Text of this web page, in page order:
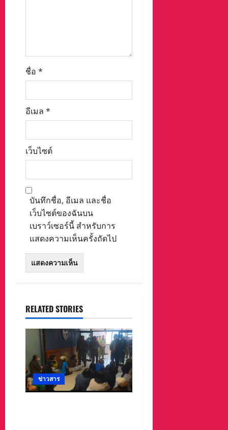
ชื่อ *
อีเมล *
เว็บไซต์
บันทึกชื่อ, อีเมล และชื่อ
เว็บไซต์ของฉันบน
เบราว์เซอร์นี้ สำหรับการ
แสดงความเห็นครั้งถัดไป
RELATED STORIES
ข่าวสาร